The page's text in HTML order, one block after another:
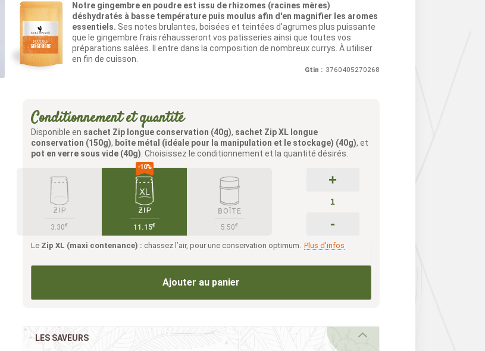
12
1
0
Notre gingembre en poudre est issu de rhizomes (racines mères)
déshydratés à basse température puis moulus afin d'en magnifier les aromes
essentiels. Ses notes brulantes, boisées et teintées d'agrumes plus puissante
que le gingembre frais réhausseront vos patisseries ainsi que toutes vos
préparations salées. Il entre dans la composition de nombreux currys. À utiliser
en fin de cuisson.
Gtin : 3760405270268
Conditionnement et quantité
Disponible en sachet Zip longue conservation (40g), sachet Zip XL longue
conservation (150g), boîte métal (idéale pour la manipulation et le stockage) (40g), et
pot en verre sous vide (40g). Choisissez le conditionnement et la quantité désirés.
3.30€ 11.15€
Le Zip XL (maxi contenance) : chassez l’air, pour une conservation optimum. Plus d'infos
5.50€
+
-
Ajouter au panier
LES SAVEURS